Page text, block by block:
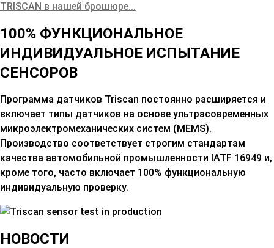
TRISCAN в нашей брошюре...
100% ФУНКЦИОНАЛЬНОЕ
ИНДИВИДУАЛЬНОЕ ИСПЫТАНИЕ
СЕНСОРОВ
Программа датчиков Triscan постоянно расширяется и
включает типы датчиков на основе ультрасовременных
микроэлектромеханических систем (MEMS).
Производство соответствует строгим стандартам
качества автомобильной промышленности IATF 16949 и,
кроме того, часто включает 100% функциональную
индивидуальную проверку.
НОВОСТИ